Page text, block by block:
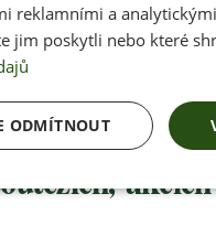
reklamními a
jim poskytli nebo které
ODMÍTNOUT